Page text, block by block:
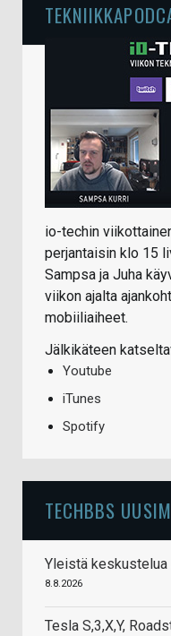
io-techin
perjantaisin klo 15
Sampsa ja Juha
viikon ajalta
mobiiliaiheet.
Jälkikäteen
Youtube
iTunes
Spotify
TECHBBS
Yleistä
8.8.2026
Tesla S,3,X,Y,